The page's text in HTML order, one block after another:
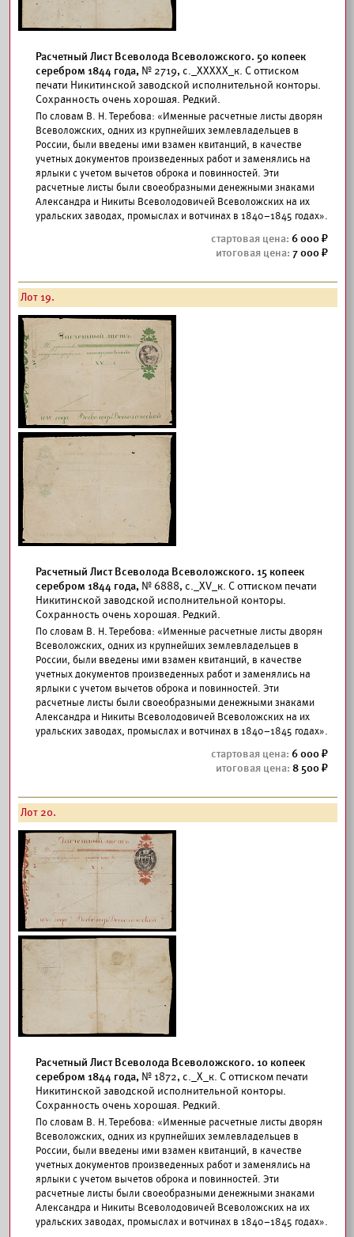
Расчетный Лист Всеволода Всеволожского. 50 копеек
серебром 1844 года, № 2719, с._ХXXXX_к. С оттиском
печати Никитинской заводской исполнительной конторы.
Сохранность очень хорошая. Редкий.
По словам В. Н. Теребова: «Именные расчетные листы дворян
Всеволожских, одних из крупнейших землевладельцев в
России, были введены ими взамен квитанций, в качестве
учетных документов произведенных работ и заменялись на
ярлыки с учетом вычетов оброка и повинностей. Эти
расчетные листы были своеобразными денежными знаками
Александра и Никиты Всеволодовичей Всеволожских на их
уральских заводах, промыслах и вотчинах в 1840–1845 годах».
6 000
7 000
Лот 19.
Расчетный Лист Всеволода Всеволожского. 15 копеек
серебром 1844 года, № 6888, с._ХV_к. С оттиском печати
Никитинской заводской исполнительной конторы.
Сохранность очень хорошая. Редкий.
По словам В. Н. Теребова: «Именные расчетные листы дворян
Всеволожских, одних из крупнейших землевладельцев в
России, были введены ими взамен квитанций, в качестве
учетных документов произведенных работ и заменялись на
ярлыки с учетом вычетов оброка и повинностей. Эти
расчетные листы были своеобразными денежными знаками
Александра и Никиты Всеволодовичей Всеволожских на их
уральских заводах, промыслах и вотчинах в 1840–1845 годах».
6 000
8 500
Лот 20.
Расчетный Лист Всеволода Всеволожского. 10 копеек
серебром 1844 года, № 1872, с._Х_к. С оттиском печати
Никитинской заводской исполнительной конторы.
Сохранность очень хорошая. Редкий.
По словам В. Н. Теребова: «Именные расчетные листы дворян
Всеволожских, одних из крупнейших землевладельцев в
России, были введены ими взамен квитанций, в качестве
учетных документов произведенных работ и заменялись на
ярлыки с учетом вычетов оброка и повинностей. Эти
расчетные листы были своеобразными денежными знаками
Александра и Никиты Всеволодовичей Всеволожских на их
уральских заводах, промыслах и вотчинах в 1840–1845 годах».